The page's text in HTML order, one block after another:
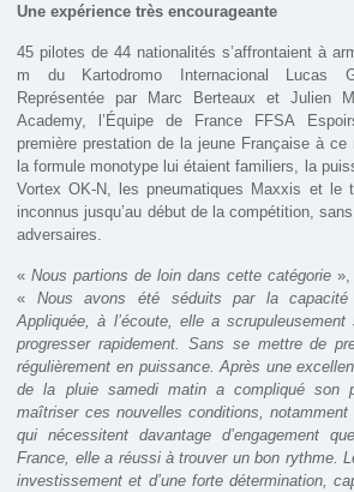
Une expérience très encourageante
45 pilotes de 44 nationalités s’affrontaient à
m du Kartodromo Internacional Lucas
Représentée par Marc Berteaux et Julien
Academy, l’Équipe de France FFSA
première prestation de la jeune Française à
la formule monotype lui étaient familiers, la
Vortex OK-N, les pneumatiques Maxxis et le
inconnus jusqu’au début de la compétition,
adversaires.
«Nous partions de loin dans cette catégorie»,
« Nous avons été séduits par la
Appliquée, à l’écoute, elle a
progresser rapidement. Sans se mettre de
régulièrement en puissance. Après une
de la pluie samedi matin a compliqué son
maîtriser ces nouvelles conditions,
qui nécessitent davantage d’engagement
France, elle a réussi à trouver un bon rythme.
investissement et d’une forte détermination,